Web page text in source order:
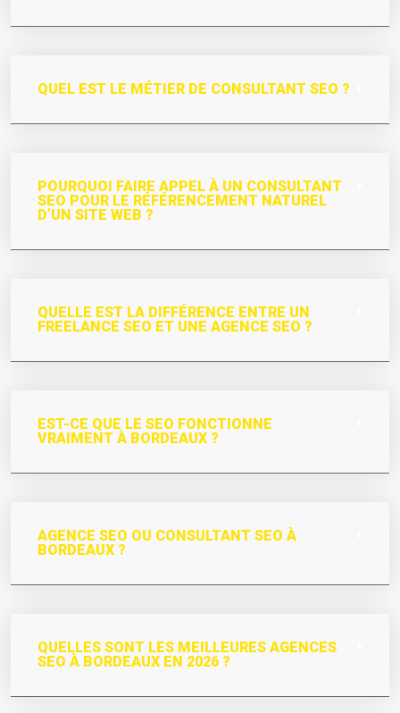
QUEL EST LE MÉTIER DE CONSULTANT SEO ?
POURQUOI FAIRE APPEL À UN CONSULTANT
SEO POUR LE RÉFÉRENCEMENT NATUREL
D’UN SITE WEB ?
QUELLE EST LA DIFFÉRENCE ENTRE UN
FREELANCE SEO ET UNE AGENCE SEO ?
EST-CE QUE LE SEO FONCTIONNE
VRAIMENT À BORDEAUX ?
AGENCE SEO OU CONSULTANT SEO À
BORDEAUX ?
QUELLES SONT LES MEILLEURES AGENCES
SEO À BORDEAUX EN 2026 ?